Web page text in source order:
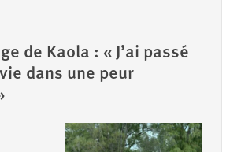
de Kaola : « J’ai passé
dans une peur